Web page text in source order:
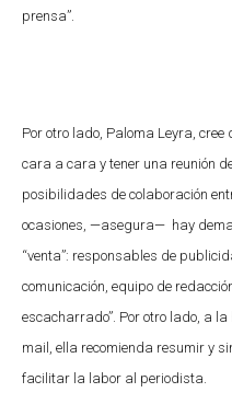
prensa”.
Por otro lado, Paloma Leyra,
cara a cara y tener una reunión
posibilidades de colaboración
ocasiones, —asegura— hay
“venta”: responsables de
comunicación, equipo de
escacharrado”. Por otro lado, a
mail, ella recomienda resumir y
facilitar la labor al periodista.